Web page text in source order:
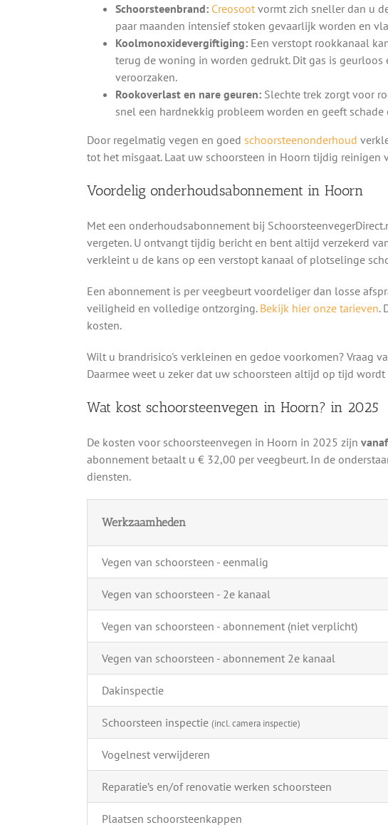
Schoorsteenbrand: Creosootvormt zich sneller dan u
paar maanden intensief stoken gevaarlijk worden en
Koolmonoxidevergiftiging:Een verstopt rookkanaal
terug de woning in worden gedrukt. Dit gas is
veroorzaken.
Rookoverlast en nare geuren:Slechte trek zorgt voor
snel een hardnekkig probleem worden en geeft
Door regelmatig vegen en goed schoorsteenonderhoud
tot het misgaat. Laat uw schoorsteen in Hoorn tijdig
Voordelig onderhoudsabonnement in Hoorn
Met een onderhoudsabonnement bij
vergeten. U ontvangt tijdig bericht en bent altijd verzekerd
verkleint u de kans op een verstopt kanaal of plotselinge
Een abonnement is per veegbeurt voordeliger dan losse
veiligheid en volledige ontzorging. Bekijk hier onze tarieven.
kosten.
Wilt u brandrisico's verkleinen en gedoe voorkomen? Vraag
Daarmee weet u zeker dat uw schoorsteen altijd op tijd
Wat kost schoorsteenvegen in Hoorn? in 2025
De kosten voor schoorsteenvegen in Hoorn in 2025 zijn
abonnement betaalt u € 32,00 per veegbeurt. In de
diensten.
Werkzaamheden
Vegen van schoorsteen - eenmalig
Vegen van schoorsteen - 2e kanaal
Vegen van schoorsteen - abonnement (niet verplicht)
Vegen van schoorsteen - abonnement 2e kanaal
Dakinspectie
Schoorsteen inspectie (incl. camera inspectie)
Vogelnest verwijderen
Reparatie’s en/of renovatie werken schoorsteen
Plaatsen schoorsteenkappen